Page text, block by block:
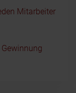
Mitarbeiter